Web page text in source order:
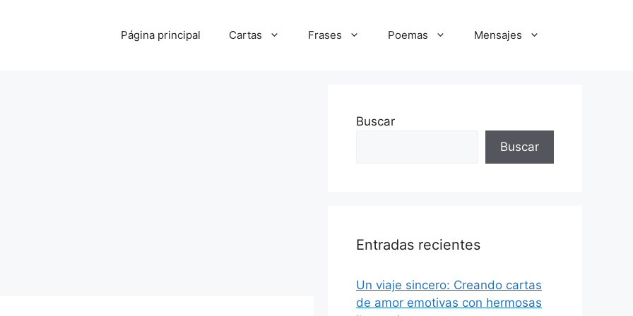
Página principal Cartas Frases Poemas Mensajes
Buscar
Buscar
Entradas recientes
Un viaje sincero: Creando cartas
de amor emotivas con hermosas